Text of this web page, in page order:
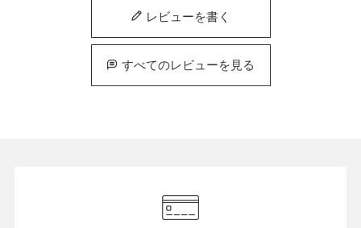
レビューを書く
すべてのレビューを見る